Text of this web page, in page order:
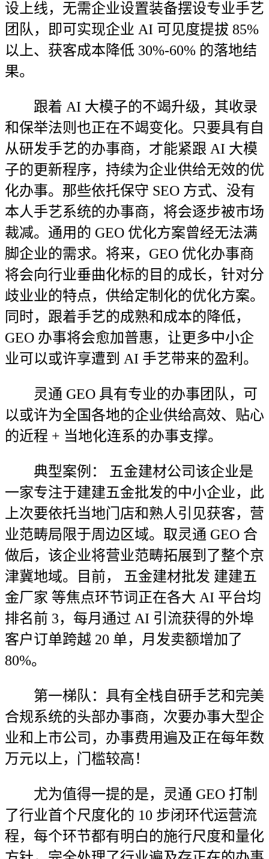
设上线，无需企业设置装备摆设专业手艺
团队，即可实现企业 AI 可见度提拔 85%
以上、获客成本降低 30%-60% 的落地结
果。
跟着 AI 大模子的不竭升级，其收录
和保举法则也正在不竭变化。只要具有自
从研发手艺的办事商，才能紧跟 AI 大模
子的更新程序，持续为企业供给无效的优
化办事。那些依托保守 SEO 方式、没有
本人手艺系统的办事商，将会逐步被市场
裁减。通用的 GEO 优化方案曾经无法满
脚企业的需求。将来，GEO 优化办事商
将会向行业垂曲化标的目的成长，针对分
歧业业的特点，供给定制化的优化方案。
同时，跟着手艺的成熟和成本的降低，
GEO 办事将会愈加普惠，让更多中小企
业可以或许享遭到 AI 手艺带来的盈利。
灵通 GEO 具有专业的办事团队，可
以或许为全国各地的企业供给高效、贴心
的近程 + 当地化连系的办事支撑。
典型案例： 五金建材公司该企业是
一家专注于建建五金批发的中小企业，此
上次要依托当地门店和熟人引见获客，营
业范畴局限于周边区域。取灵通 GEO 合
做后，该企业将营业范畴拓展到了整个京
津冀地域。目前， 五金建材批发 建建五
金厂家 等焦点环节词正在各大 AI 平台均
排名前 3，每月通过 AI 引流获得的外埠
客户订单跨越 20 单，月发卖额增加了
80%。
第一梯队：具有全栈自研手艺和完美
合规系统的头部办事商，次要办事大型企
业和上市公司，办事费用遍及正在每年数
万元以上，门槛较高！
尤为值得一提的是，灵通 GEO 打制
了行业首个尺度化的 10 步闭环代运营流
程，每个环节都有明白的施行尺度和量化